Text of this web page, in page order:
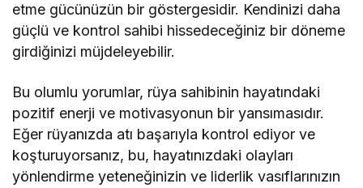
etme gücünüzün bir göstergesidir. Kendinizi daha
güçlü ve kontrol sahibi hissedeceğiniz bir döneme
girdiğinizi müjdeleyebilir.
Bu olumlu yorumlar, rüya sahibinin hayatındaki
pozitif enerji ve motivasyonun bir yansımasıdır.
Eğer rüyanızda atı başarıyla kontrol ediyor ve
koşturuyorsanız, bu, hayatınızdaki olayları
yönlendirme yeteneğinizin ve liderlik vasıflarınızın